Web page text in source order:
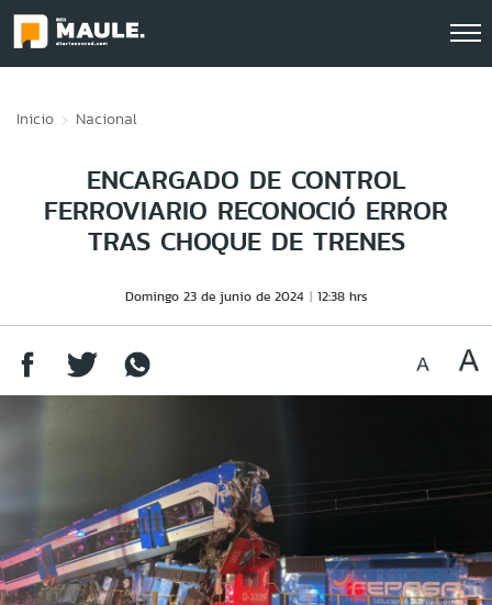
Inicio Nacional
ENCARGADO DE CONTROL
FERROVIARIO RECONOCIÓ ERROR
TRAS CHOQUE DE TRENES
Domingo 23 de junio de 2024 12:38 hrs